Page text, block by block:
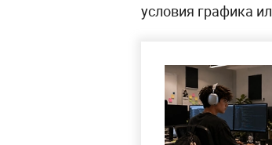
условия графика